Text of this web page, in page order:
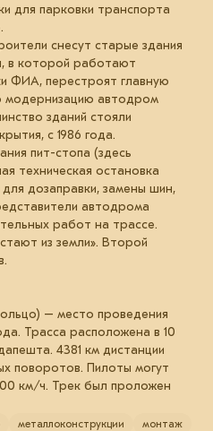
для парковки транспорта
снесут старые здания
в которой работают
ФИА, перестроят главную
модернизацию автодром
зданий стояли
с 1986 года.
пит-стопа (здесь
техническая остановка
дозаправки, замены шин,
автодрома
работ на трассе.
из земли». Второй
– место проведения
Трасса расположена в 10
4381 км дистанции
поворотов. Пилоты могут
км/ч. Трек был проложен
металлоконструкции
монтаж